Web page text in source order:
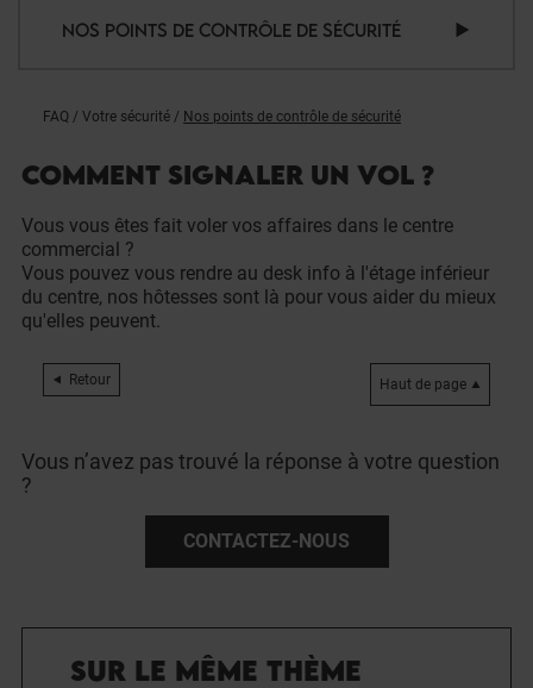
NOS POINTS DE CONTRÔLE DE SÉCURITÉ
FAQ / Votre sécurité / Nos points de contrôle de sécurité
COMMENT SIGNALER UN VOL ?
Vous vous êtes fait voler vos affaires dans le centre
commercial ?
Vous pouvez vous rendre au desk info à l'étage inférieur
du centre, nos hôtesses sont là pour vous aider du mieux
qu'elles peuvent.
Retour Haut de page
Vous n’avez pas trouvé la réponse à votre question
?
CONTACTEZ-NOUS
SUR LE MÊME THÈME